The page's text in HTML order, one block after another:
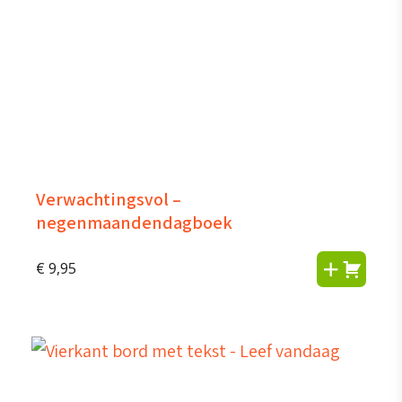
Verwachtingsvol –
negenmaandendagboek
€ 9,95